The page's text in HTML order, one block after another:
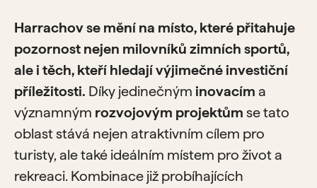
Harrachov se mění na místo, které přitahuje
pozornost nejen milovníků zimních sportů,
ale i těch, kteří hledají výjimečné investiční
příležitosti. Díky jedinečným inovacím a
významným rozvojovým projektům se tato
oblast stává nejen atraktivním cílem pro
turisty, ale také ideálním místem pro život a
rekreaci. Kombinace již probíhajících